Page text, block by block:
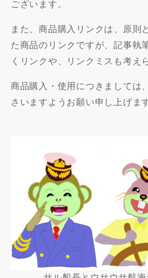
ございます。
また、商品購入リンクは、原則
た商品のリンクですが、記事執
くリンクや、リンクミスも考え
商品購入・使用につきましては
さいますようお願い申し上げます